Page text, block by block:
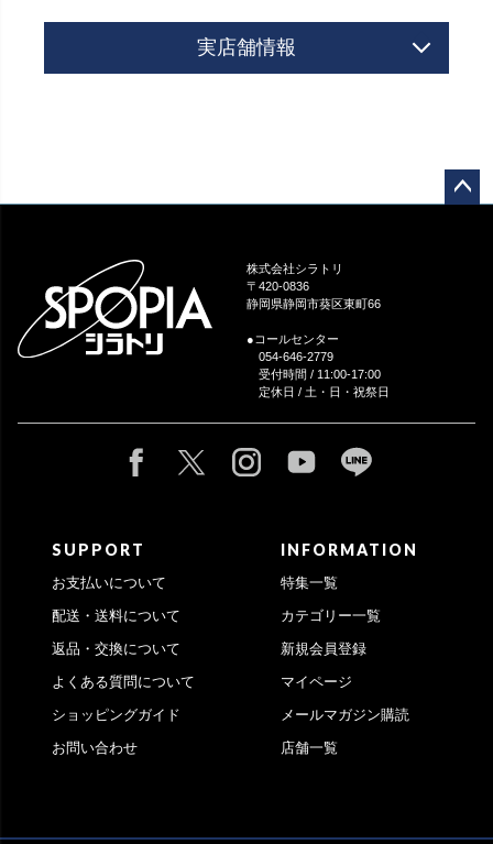
実店舗情報
株式会社シラトリ
〒420-0836
静岡県静岡市葵区東町66
●コールセンター
054-646-2779
受付時間 / 11:00-17:00
定休日 / 土・日・祝祭日
SUPPORT
お支払いについて
配送・送料について
返品・交換について
よくある質問について
ショッピングガイド
お問い合わせ
INFORMATION
特集一覧
カテゴリー一覧
新規会員登録
マイページ
メールマガジン購読
店舗一覧